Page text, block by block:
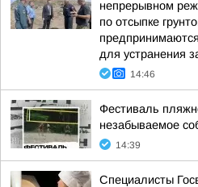
непрерывном
по отсыпке
для устранения
14:46
Фестиваль
незабываемое
14:39
Специалисты